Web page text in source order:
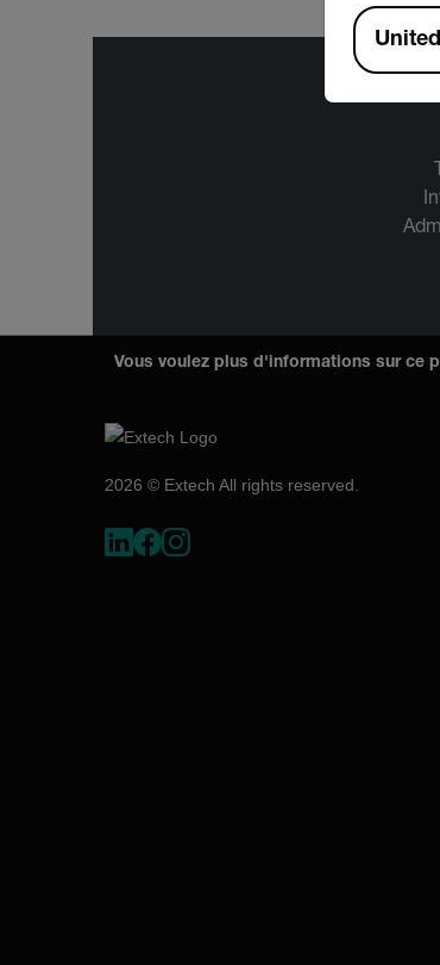
Vous voulez plus d'informations sur ce
2026 © Extech All rights reserved.
Available